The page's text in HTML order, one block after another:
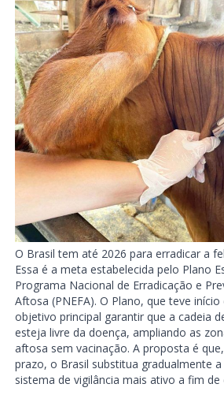
O Brasil tem até 2026 para erradicar a
Essa é a meta estabelecida pelo Plano
Programa Nacional de Erradicação e
Aftosa (PNEFA). O Plano, que teve
objetivo principal garantir que a cadeia
esteja livre da doença, ampliando as
aftosa sem vacinação. A proposta é
prazo, o Brasil substitua gradualmente
sistema de vigilância mais ativo a fim de